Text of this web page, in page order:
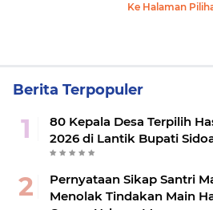
Ke Halaman
Berita Terpopuler
80 Kepala Desa Terpilih
2026 di Lantik Bupati
Pernyataan Sikap Santri
Menolak Tindakan Main